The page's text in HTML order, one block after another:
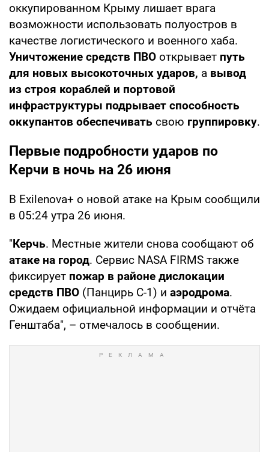
оккупированном Крыму лишает врага
возможности использовать полуостров в
качестве логистического и военного хаба.
Уничтожение средств ПВО открывает путь
для новых высокоточных ударов, а вывод
из строя кораблей и портовой
инфраструктуры подрывает способность
оккупантов обеспечивать свою группировку.
Первые подробности ударов по
Керчи в ночь на 26 июня
В Exilenova+ о новой атаке на Крым сообщили
в 05:24 утра 26 июня.
"Керчь. Местные жители снова сообщают об
атаке на город. Сервис NASA FIRMS также
фиксирует пожар в районе дислокации
средств ПВО (Панцирь С-1) и аэродрома.
Ожидаем официальной информации и отчёта
Генштаба", – отмечалось в сообщении.